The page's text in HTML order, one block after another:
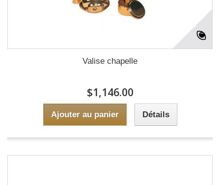
Valise chapelle
$1,146.00
Ajouter au panier Détails